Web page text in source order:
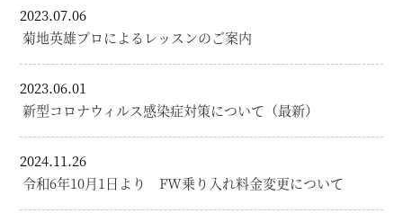
2023.07.06
菊地英雄プロによるレッスンのご案内
2023.06.01
新型コロナウィルス感染症対策について（最新）
2024.11.26
令和6年10月1日より FW乗り入れ料金変更について